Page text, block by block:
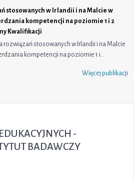
stosowanych w Irlandii i na Malcie w
kompetencji na poziomie 1 i 2
Kwalifikacji
rozwiązań stosowanych w Irlandii i na Malcie
kompetencji na poziomie 1 i…
Więcej publikacji
-
BADAWCZY